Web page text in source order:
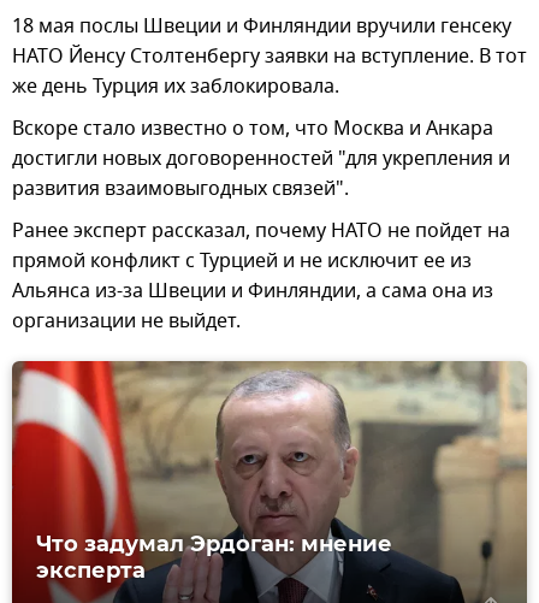
18 мая послы Швеции и Финляндии вручили генсеку
НАТО Йенсу Столтенбергу заявки на вступление. В тот
же день Турция их заблокировала.
Вскоре стало известно о том, что Москва и Анкара
достигли новых договоренностей "для укрепления и
развития взаимовыгодных связей".
Ранее эксперт рассказал, почему НАТО не пойдет на
прямой конфликт с Турцией и не исключит ее из
Альянса из-за Швеции и Финляндии, а сама она из
организации не выйдет.
Что задумал Эрдоган: мнение
эксперта